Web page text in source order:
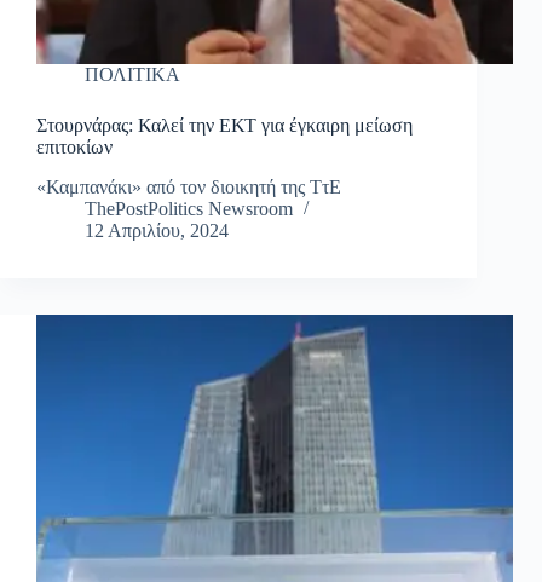
ΠΟΛΙΤΙΚΑ
Στουρνάρας: Καλεί την ΕΚΤ για έγκαιρη μείωση
επιτοκίων
«Καμπανάκι» από τον διοικητή της ΤτΕ
ThePostPolitics Newsroom
12 Απριλίου, 2024